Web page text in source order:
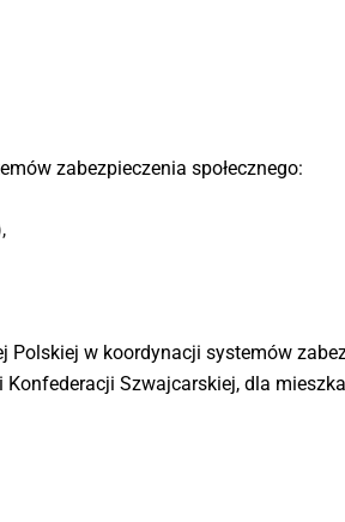
zabezpieczenia społecznego:
w koordynacji systemów
Szwajcarskiej, dla